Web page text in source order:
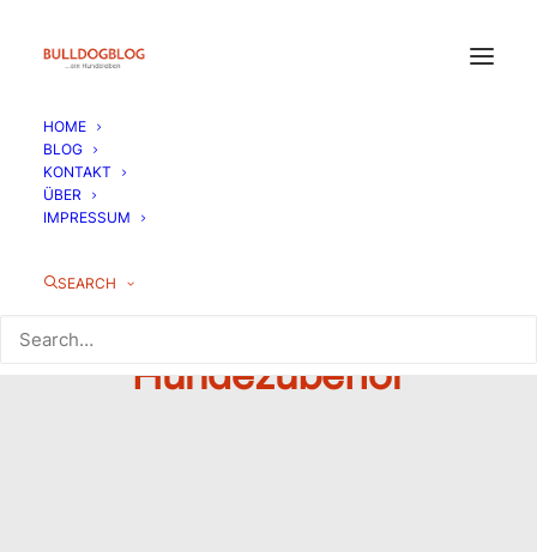
HOME
BLOG
KONTAKT
ÜBER
IMPRESSUM
SEARCH
Hundezubehör